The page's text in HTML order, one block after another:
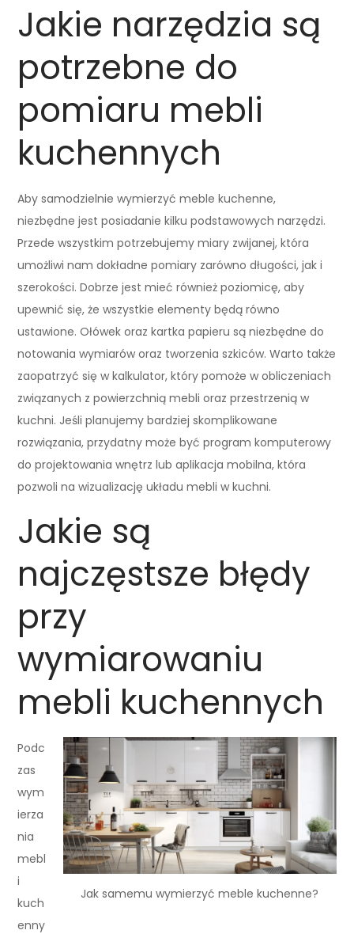
Jakie narzędzia są
potrzebne do
pomiaru mebli
kuchennych
Aby samodzielnie wymierzyć meble kuchenne,
niezbędne jest posiadanie kilku podstawowych narzędzi.
Przede wszystkim potrzebujemy miary zwijanej, która
umożliwi nam dokładne pomiary zarówno długości, jak i
szerokości. Dobrze jest mieć również poziomicę, aby
upewnić się, że wszystkie elementy będą równo
ustawione. Ołówek oraz kartka papieru są niezbędne do
notowania wymiarów oraz tworzenia szkiców. Warto także
zaopatrzyć się w kalkulator, który pomoże w obliczeniach
związanych z powierzchnią mebli oraz przestrzenią w
kuchni. Jeśli planujemy bardziej skomplikowane
rozwiązania, przydatny może być program komputerowy
do projektowania wnętrz lub aplikacja mobilna, która
pozwoli na wizualizację układu mebli w kuchni.
Jakie są
najczęstsze błędy
przy
wymiarowaniu
mebli kuchennych
Jak samemu wymierzyć meble kuchenne?
Podc
zas
wym
ierza
nia
mebl
i
kuch
enny